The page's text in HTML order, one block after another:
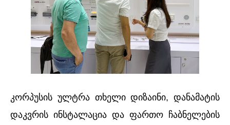
კორპუსის ულტრა თხელი დიზაინი, დანამატის
დაკვრის ინსტალაცია და ფართო ჩაბნელების